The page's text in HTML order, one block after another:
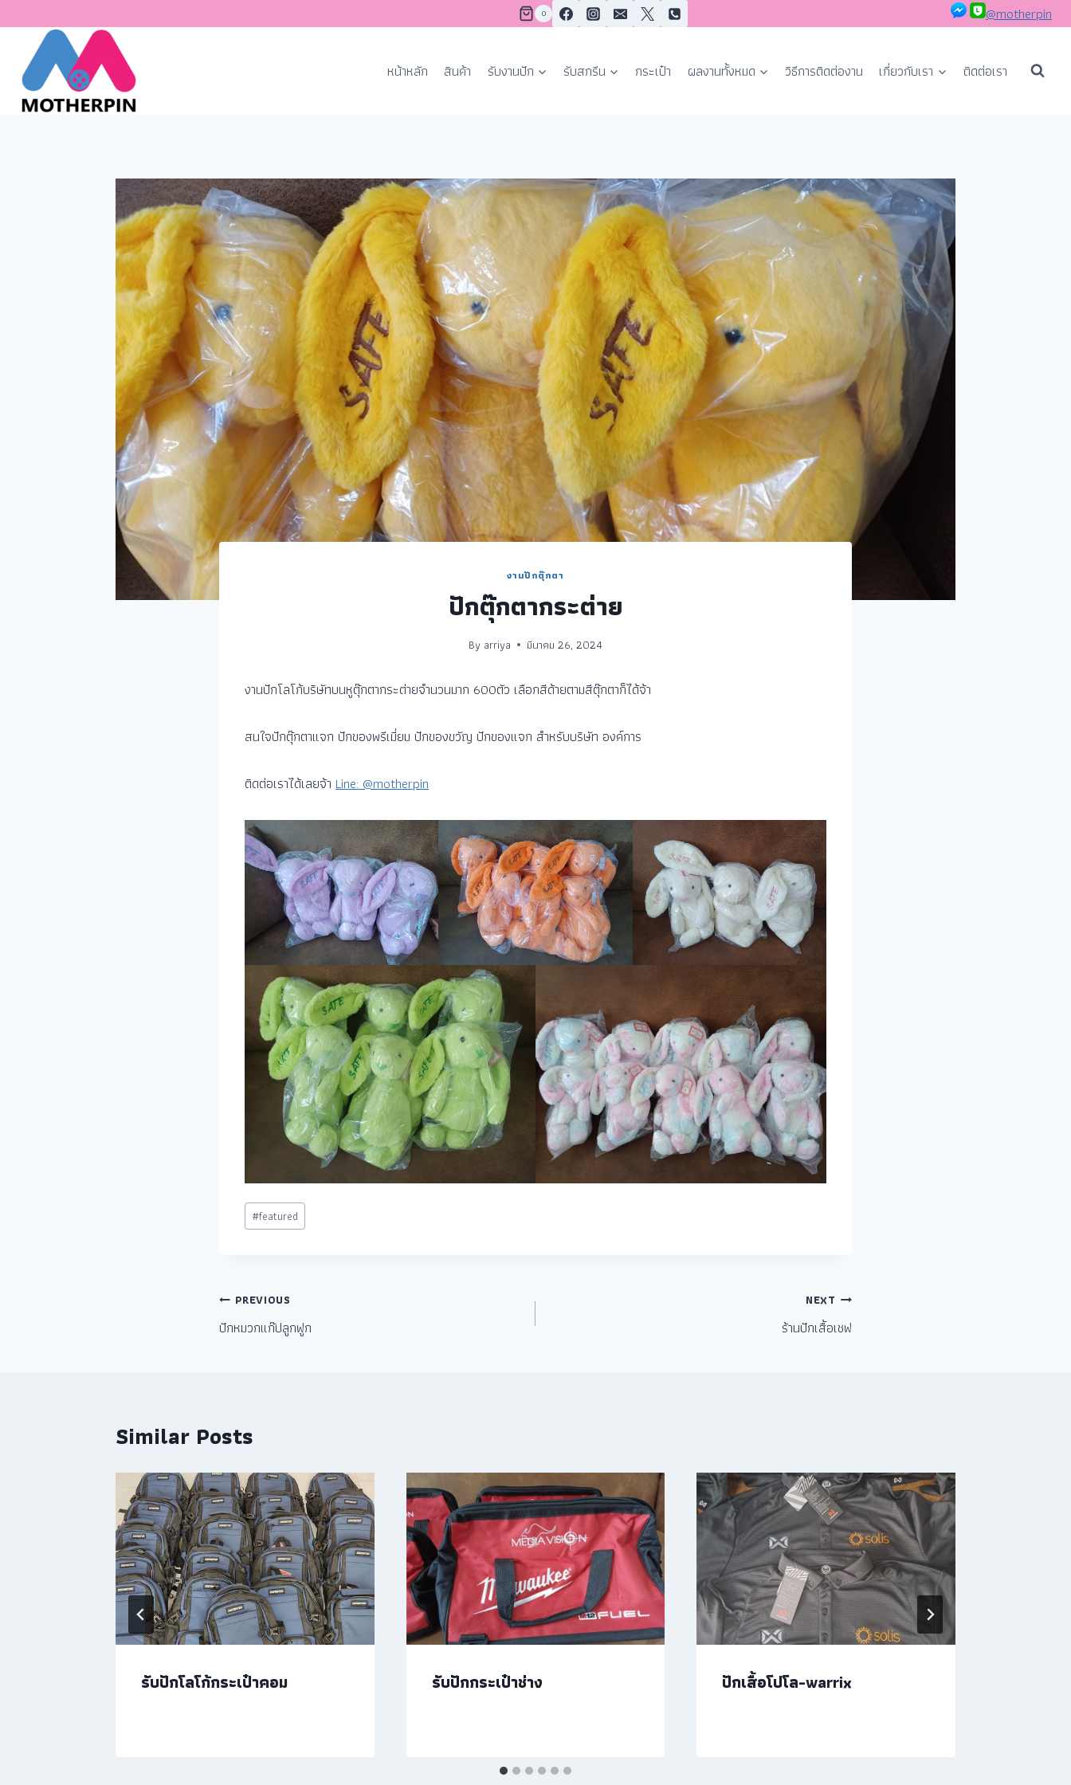
0 @motherpin
หน้าหลัก สินค้า รับงานปัก รับสกรีน กระเป๋า ผลงานทั้งหมด วิธีการติดต่องาน เกี่ยวกับเรา ติดต่อเรา
งานปักตุ๊กตา
ปักตุ๊กตากระต่าย
By arriya มีนาคม 26, 2024
งานปักโลโก้บริษัทบนหูตุ๊กตากระต่ายจำนวนมาก 600ตัว เลือกสีด้ายตามสีตุ๊กตาก็ได้จ้า
สนใจปักตุ๊กตาแจก ปักของพรีเมี่ยม ปักของขวัญ ปักของแจก สำหรับบริษัท องค์การ
ติดต่อเราได้เลยจ้า Line: @motherpin
#featured
PREVIOUS
ปักหมวกแก๊ปลูกฟูก
NEXT
ร้านปักเสื้อเชฟ
Similar Posts
รับปักโลโก้กระเป๋าคอม รับปักกระเป๋าช่าง ปักเสื้อโปโล-warrix